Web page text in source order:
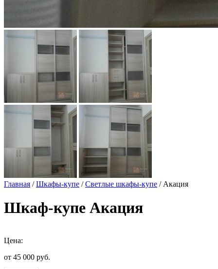
Главная /Шкафы-купе /Светлые шкафы-купе / Акация
Шкаф-купе Акация
Цена:
от 45 000 руб.